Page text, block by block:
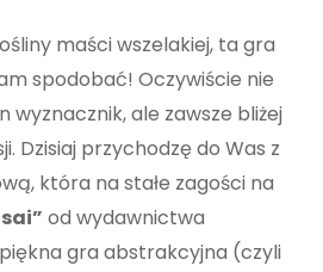
maści wszelakiej, ta gra
spodobać! Oczywiście nie
wyznacznik, ale zawsze bliżej
Dzisiaj przychodzę do Was z
która na stałe zagości na
od wydawnictwa
gra abstrakcyjna (czyli